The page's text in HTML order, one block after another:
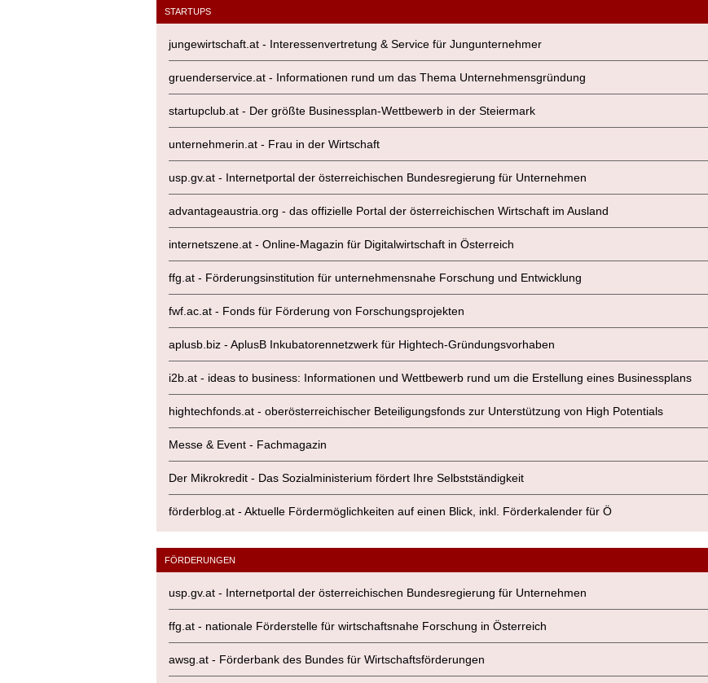
STARTUPS
jungewirtschaft.at - Interessenvertretung & Service für Jungunternehmer
gruenderservice.at - Informationen rund um das Thema Unternehmensgründung
startupclub.at - Der größte Businessplan-Wettbewerb in der Steiermark
unternehmerin.at - Frau in der Wirtschaft
usp.gv.at - Internetportal der österreichischen Bundesregierung für Unternehmen
advantageaustria.org - das offizielle Portal der österreichischen Wirtschaft im Ausland
internetszene.at - Online-Magazin für Digitalwirtschaft in Österreich
ffg.at - Förderungsinstitution für unternehmensnahe Forschung und Entwicklung
fwf.ac.at - Fonds für Förderung von Forschungsprojekten
aplusb.biz - AplusB Inkubatorennetzwerk für Hightech-Gründungsvorhaben
i2b.at - ideas to business: Informationen und Wettbewerb rund um die Erstellung eines Businessplans
hightechfonds.at - oberösterreichischer Beteiligungsfonds zur Unterstützung von High Potentials
Messe & Event - Fachmagazin
Der Mikrokredit - Das Sozialministerium fördert Ihre Selbstständigkeit
förderblog.at - Aktuelle Fördermöglichkeiten auf einen Blick, inkl. Förderkalender für Ö
FÖRDERUNGEN
usp.gv.at - Internetportal der österreichischen Bundesregierung für Unternehmen
ffg.at - nationale Förderstelle für wirtschaftsnahe Forschung in Österreich
awsg.at - Förderbank des Bundes für Wirtschaftsförderungen